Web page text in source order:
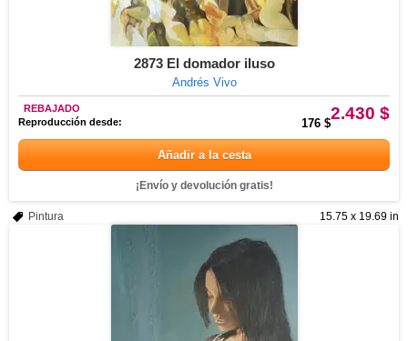
2873 El domador iluso
Andrés Vivo
2.430 $
REBAJADO
Reproducción desde:
176 $
Añadir a la cesta
¡Envío y devolución gratis!
15.75 x 19.69 in
Pintura